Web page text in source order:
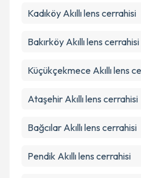
Kadıköy Akıllı lens cerrahisi
Bakırköy Akıllı lens cerrahisi
Küçükçekmece Akıllı lens
Ataşehir Akıllı lens cerrahisi
Bağcılar Akıllı lens cerrahisi
Pendik Akıllı lens cerrahisi